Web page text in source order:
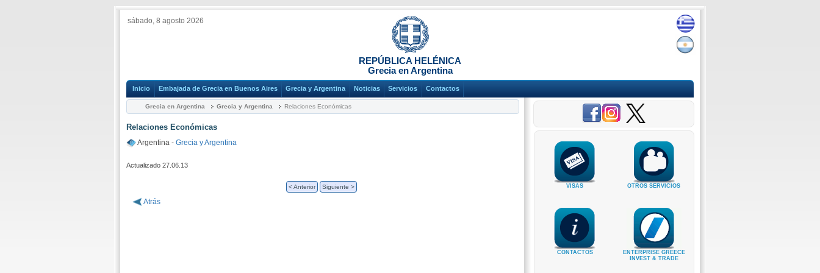
sábado, 8 agosto 2026
REPÚBLICA HELÉNICA
Grecia en Argentina
Inicio Embajada de Grecia en Buenos Aires Grecia y Argentina Noticias Servicios Contactos
Grecia en Argentina Grecia y Argentina Relaciones Económicas
Relaciones Económicas
Argentina - Grecia y Argentina
Actualizado 27.06.13
< Anterior Siguiente >
Atrás
VISAS OTROS SERVICIOS
CONTACTOS
ENTERPRISE GREECE
INVEST & TRADE